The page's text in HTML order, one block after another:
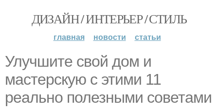
ДИЗАЙН / ИНТЕРЬЕР / СТИЛЬ
главная новости статьи
Улучшите свой дом и
мастерскую с этими 11
реально полезными советами